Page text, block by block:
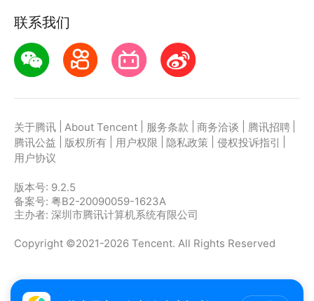
5. 岛屿宝藏世界，开启探险之旅；
6. 全新趣味小游戏，陪你度过每一天：宠物连线、太
空轨迹、超级气球、趣味滚滚……
联系我们
关于腾讯 About Tencent 服务条款 商务洽谈 腾讯招聘
腾讯公益
版权所有 用户权限 隐私政策 侵权投诉指引
用户协议
版本号: 9.2.5
备案号: 粤B2-20090059-1623A
主办者: 深圳市腾讯计算机系统有限公司
Copyright ©2021-2026 Tencent. All Rights Reserved